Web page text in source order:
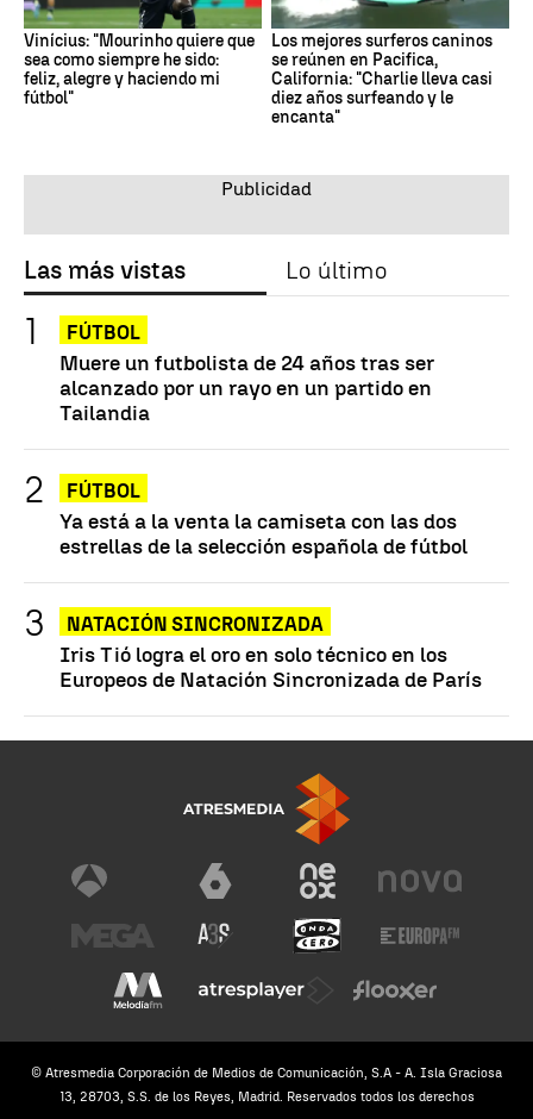
Vinícius: "Mourinho quiere que
sea como siempre he sido:
feliz, alegre y haciendo mi
fútbol"
Los mejores surferos caninos
se reúnen en Pacifica,
California: "Charlie lleva casi
diez años surfeando y le
encanta"
Las más vistas Lo último
FÚTBOL
Muere un futbolista de 24 años tras ser
alcanzado por un rayo en un partido en
Tailandia
FÚTBOL
Ya está a la venta la camiseta con las dos
estrellas de la selección española de fútbol
NATACIÓN SINCRONIZADA
Iris Tió logra el oro en solo técnico en los
Europeos de Natación Sincronizada de París
© Atresmedia Corporación de Medios de Comunicación, S.A - A. Isla Graciosa
13, 28703, S.S. de los Reyes, Madrid. Reservados todos los derechos